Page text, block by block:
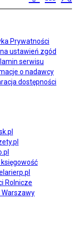
Prywatności
ustawień zgód
serwisu
o nadawcy
dostępności
księgowość
Rolnicze
Warszawy